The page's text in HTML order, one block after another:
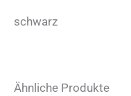
schwarz
Ähnliche Produkte